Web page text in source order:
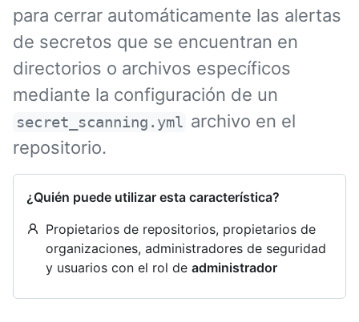
para cerrar automáticamente las alertas
de secretos que se encuentran en
directorios o archivos específicos
mediante la configuración de un
secret_scanning.yml archivo en el
repositorio.
¿Quién puede utilizar esta característica?
Propietarios de repositorios, propietarios de
organizaciones, administradores de seguridad
y usuarios con el rol de administrador